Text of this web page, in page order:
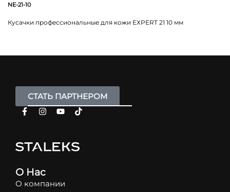
NE-21-10
Кусачки профессиональные для кожи EXPERT 21 10 мм
СТАТЬ ПАРТНЕРОМ
О Нас
О компании